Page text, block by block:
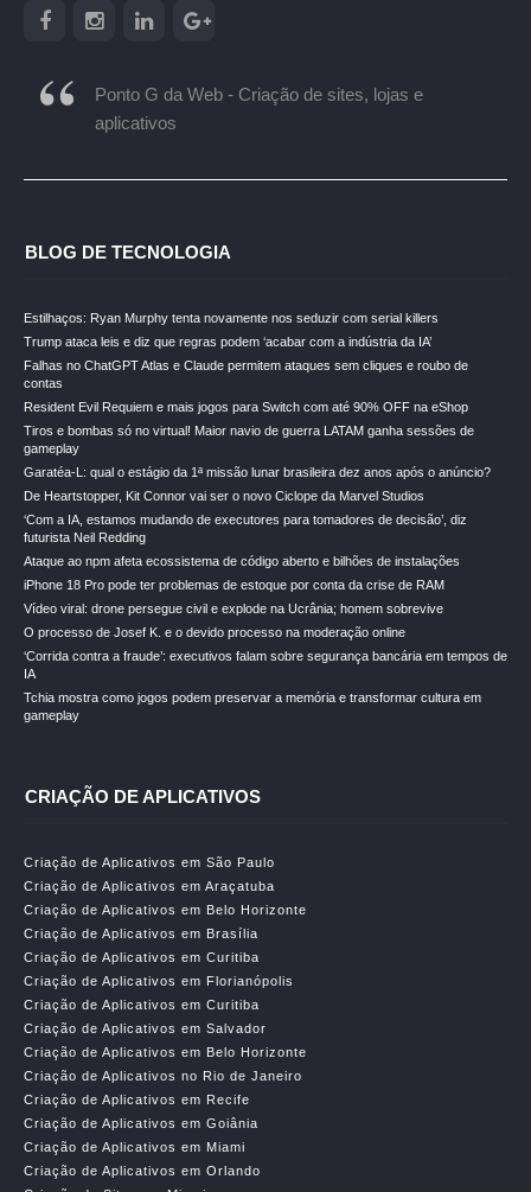
Ponto G da Web - Criação de sites, lojas e
aplicativos
BLOG DE TECNOLOGIA
Estilhaços: Ryan Murphy tenta novamente nos seduzir com serial killers
Trump ataca leis e diz que regras podem ‘acabar com a indústria da IA’
Falhas no ChatGPT Atlas e Claude permitem ataques sem cliques e roubo de
contas
Resident Evil Requiem e mais jogos para Switch com até 90% OFF na eShop
Tiros e bombas só no virtual! Maior navio de guerra LATAM ganha sessões de
gameplay
Garatéa-L: qual o estágio da 1ª missão lunar brasileira dez anos após o anúncio?
De Heartstopper, Kit Connor vai ser o novo Ciclope da Marvel Studios
‘Com a IA, estamos mudando de executores para tomadores de decisão’, diz
futurista Neil Redding
Ataque ao npm afeta ecossistema de código aberto e bilhões de instalações
iPhone 18 Pro pode ter problemas de estoque por conta da crise de RAM
Vídeo viral: drone persegue civil e explode na Ucrânia; homem sobrevive
O processo de Josef K. e o devido processo na moderação online
‘Corrida contra a fraude’: executivos falam sobre segurança bancária em tempos de
IA
Tchia mostra como jogos podem preservar a memória e transformar cultura em
gameplay
CRIAÇÃO DE APLICATIVOS
Criação de Aplicativos em São Paulo
Criação de Aplicativos em Araçatuba
Criação de Aplicativos em Belo Horizonte
Criação de Aplicativos em Brasília
Criação de Aplicativos em Curitiba
Criação de Aplicativos em Florianópolis
Criação de Aplicativos em Curitiba
Criação de Aplicativos em Salvador
Criação de Aplicativos em Belo Horizonte
Criação de Aplicativos no Rio de Janeiro
Criação de Aplicativos em Recife
Criação de Aplicativos em Goiânia
Criação de Aplicativos em Miami
Criação de Aplicativos em Orlando